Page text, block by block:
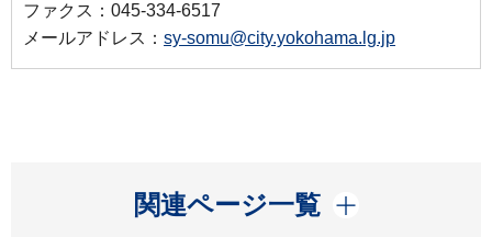
ファクス：045-334-6517
メールアドレス： sy-somu@city.yokohama.lg.jp
関連ページ一覧
開く